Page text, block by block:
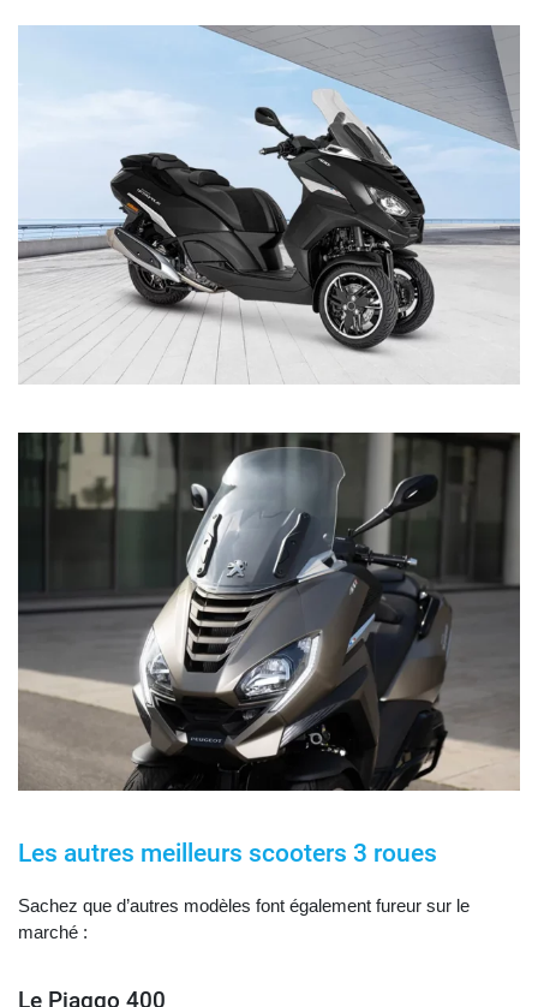
Les autres meilleurs scooters 3 roues
Sachez que d’autres modèles font également fureur sur le
marché :
Le Piaggo 400